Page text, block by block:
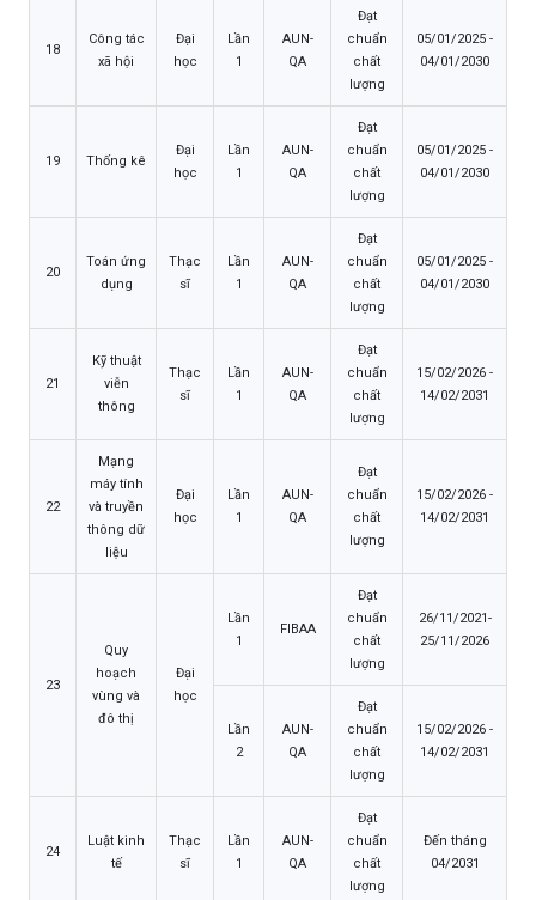
18
Công tác
xã hội
Đại
học
Lần
1
AUN-
QA
Đạt
chuẩn
chất
lượng
05/01/2025 -
04/01/2030
19 Thống kê
Đại
học
Lần
1
AUN-
QA
Đạt
chuẩn
chất
lượng
05/01/2025 -
04/01/2030
20
Toán ứng
dụng
Thạc
sĩ
Lần
1
AUN-
QA
Đạt
chuẩn
chất
lượng
05/01/2025 -
04/01/2030
21
Kỹ thuật
viễn
thông
Thạc
sĩ
Lần
1
AUN-
QA
Đạt
chuẩn
chất
lượng
15/02/2026 -
14/02/2031
22
Mạng
máy tính
và truyền
thông dữ
liệu
Đại
học
Lần
1
AUN-
QA
Đạt
chuẩn
chất
lượng
15/02/2026 -
14/02/2031
23
Quy
hoạch
vùng và
đô thị
Đại
học
Lần
1
FIBAA
Đạt
chuẩn
chất
lượng
26/11/2021-
25/11/2026
Lần
2
AUN-
QA
Đạt
chuẩn
chất
lượng
15/02/2026 -
14/02/2031
24
Luật kinh
tế
Thạc
sĩ
Lần
1
AUN-
QA
Đạt
chuẩn
chất
lượng
Đến tháng
04/2031